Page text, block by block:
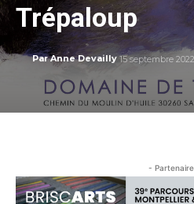
Trépaloup
Par Anne Devailly 15 septembre 2022
-